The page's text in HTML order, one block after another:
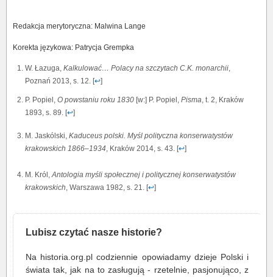
Redakcja merytoryczna: Malwina Lange
Korekta językowa: Patrycja Grempka
W. Łazuga, Kalkulować… Polacy na szczytach C.K. monarchii
Poznań 2013, s. 12. [↩]
P. Popiel, O powstaniu roku 1830 [w:] P. Popiel, Pisma , t. 2, Kraków
1893, s. 89. [↩]
M. Jaskólski, Kaduceus polski. Myśl polityczna konserwatystów
krakowskich 1866–1934 , Kraków 2014, s. 43. [↩]
M. Król, Antologia myśli społecznej i politycznej konserwatystów
krakowskich , Warszawa 1982, s. 21. [↩]
Lubisz czytać nasze historie?
Na historia.org.pl codziennie opowiadamy dzieje Polski i
świata tak, jak na to zasługują - rzetelnie, pasjonująco, z